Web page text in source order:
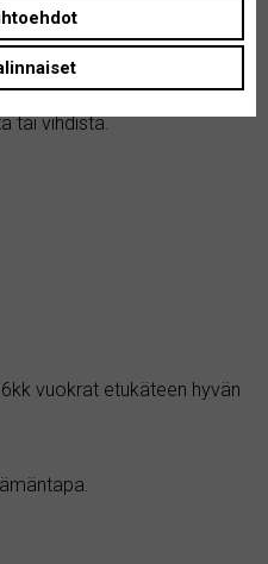
sopivaa ja rauhallista
tai vihdistä.
vuokrat etukäteen hyvän